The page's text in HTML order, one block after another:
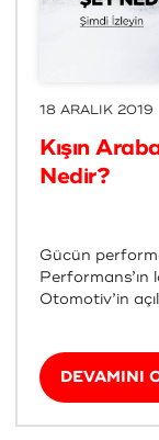
18 ARALIK 2019
Kışın
Nedir?
Gücün
Performans’ın
Otomotiv’in
DEVAMINI